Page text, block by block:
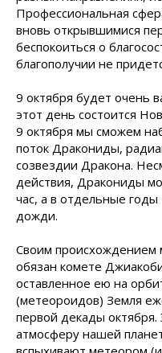
Профессиональная
вновь открывшимися
беспокоиться о
благополучии не
9 октября будет очень
этот день состоится
9 октября мы сможем
поток Дракониды,
созвездии Дракона.
действия, Дракониды
час, а в отдельные
дожди.
Своим происхождением
обязан комете
оставленное ею на
(метеороидов) Земля
первой декады октября.
атмосферу нашей